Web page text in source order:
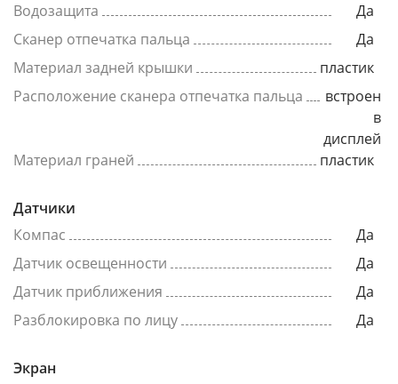
Водозащита
Да
Сканер отпечатка пальца
Да
Материал задней крышки
пластик
Расположение сканера отпечатка пальца
встроен
в
дисплей
Материал граней
пластик
Датчики
Компас
Да
Датчик освещенности
Да
Датчик приближения
Да
Разблокировка по лицу
Да
Экран